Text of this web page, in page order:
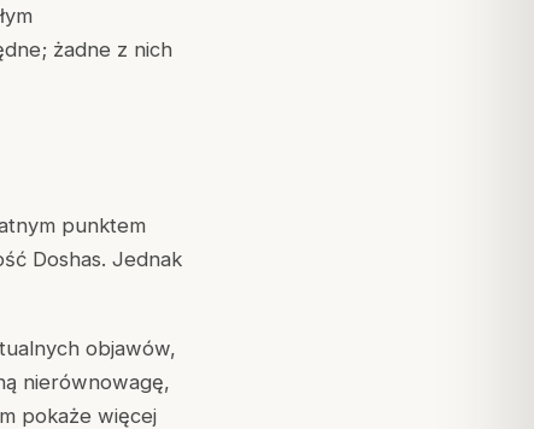
żadne z nich
punktem
Doshas. Jednak
objawów,
nierównowagę,
pokaże więcej